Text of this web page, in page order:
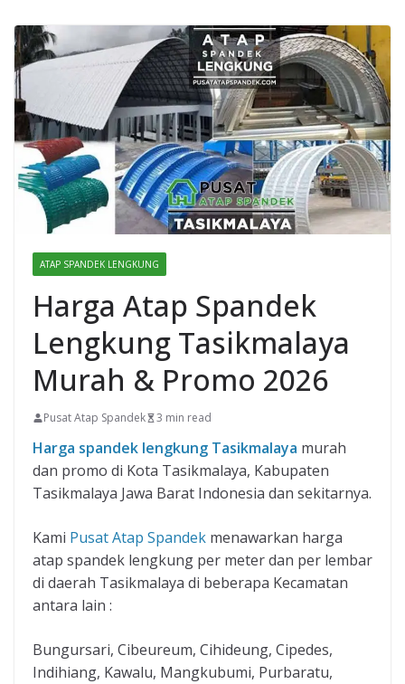
ATAP SPANDEK LENGKUNG
Harga Atap Spandek
Lengkung Tasikmalaya
Murah & Promo 2026
Pusat Atap Spandek 3 min read
Harga spandek lengkung Tasikmalaya murah
dan promo di Kota Tasikmalaya, Kabupaten
Tasikmalaya Jawa Barat Indonesia dan sekitarnya.
Kami Pusat Atap Spandek menawarkan harga
atap spandek lengkung per meter dan per lembar
di daerah Tasikmalaya di beberapa Kecamatan
antara lain :
Bungursari, Cibeureum, Cihideung, Cipedes,
Indihiang, Kawalu, Mangkubumi, Purbaratu,